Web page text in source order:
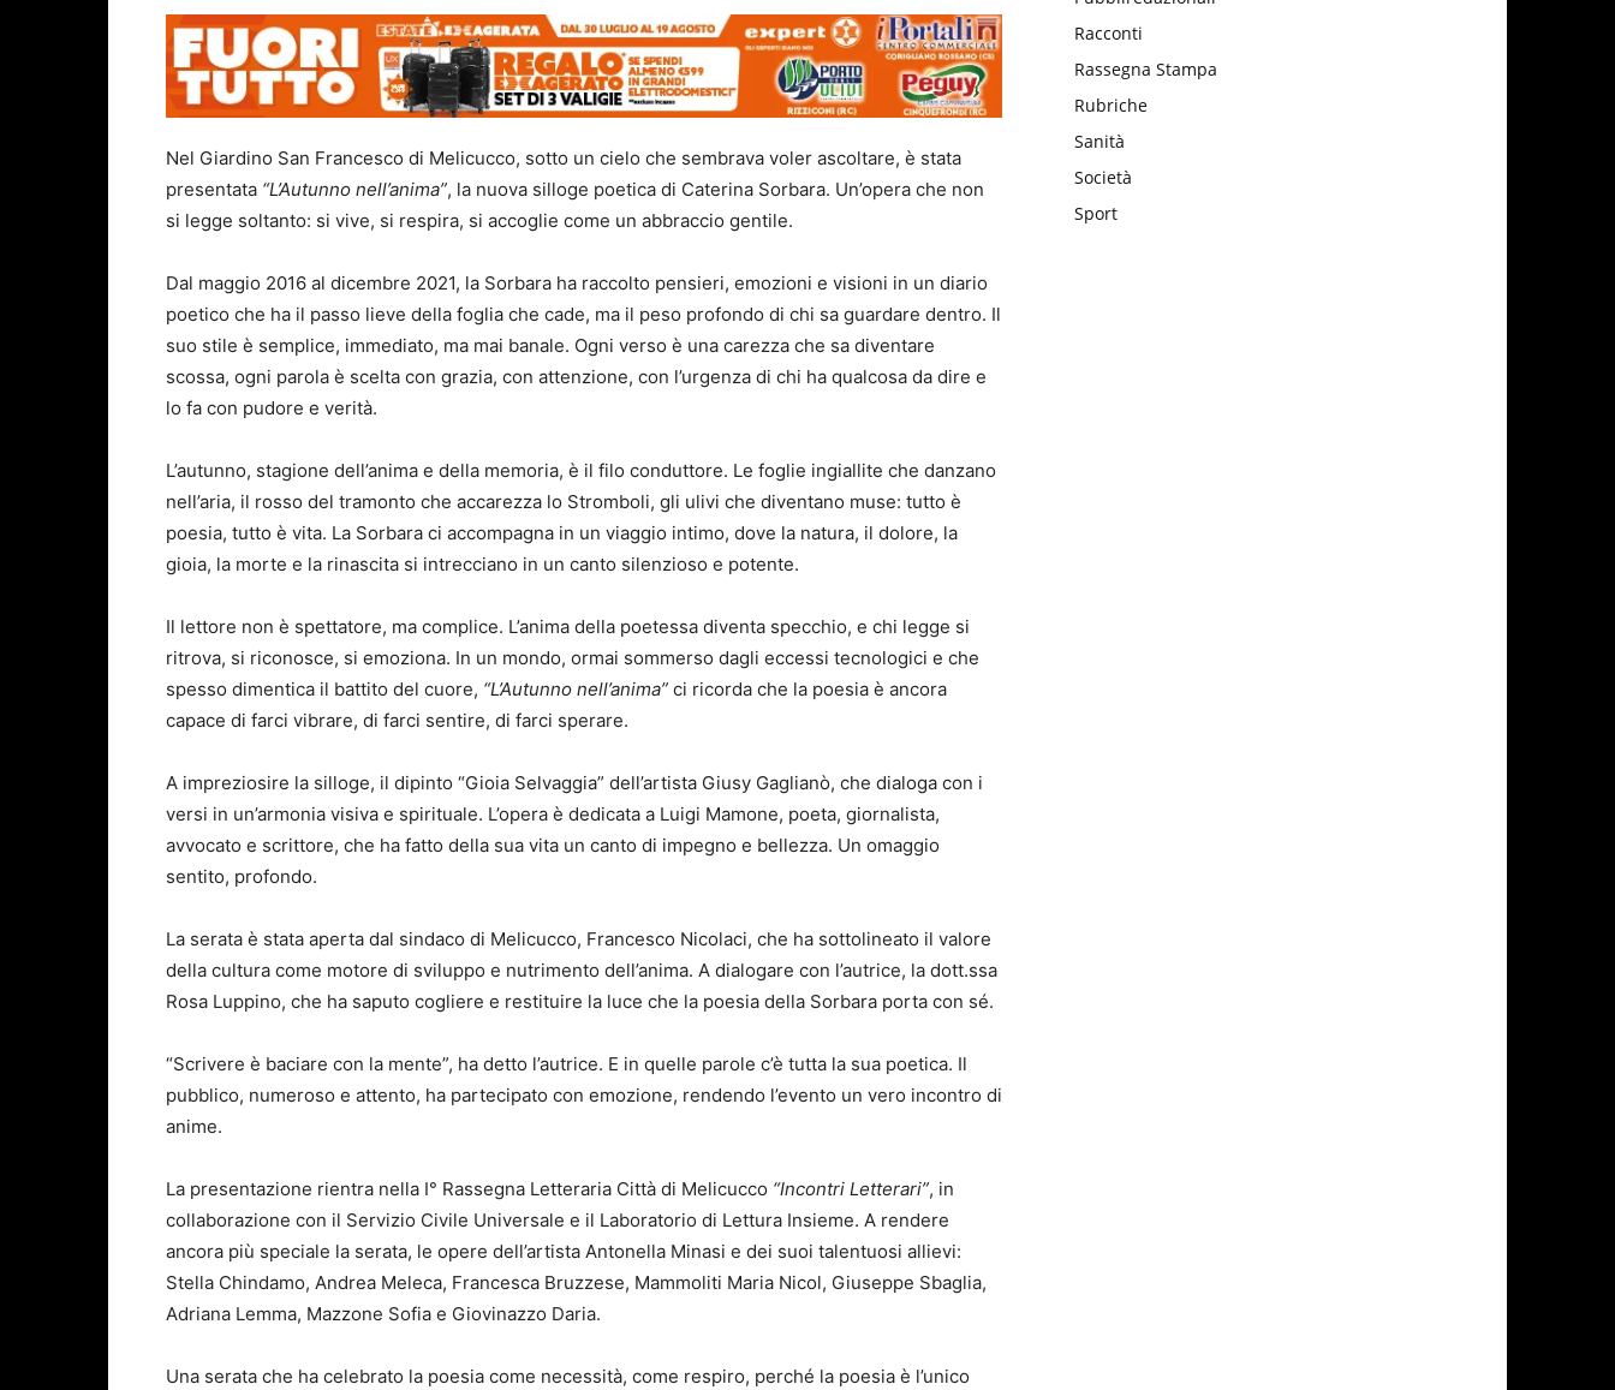
Nel Giardino San Francesco di Melicucco, sotto un cielo che sembrava voler ascoltare, è stata
presentata “L’Autunno nell’anima”, la nuova silloge poetica di Caterina Sorbara. Un’opera che non
si legge soltanto: si vive, si respira, si accoglie come un abbraccio gentile.
Dal maggio 2016 al dicembre 2021, la Sorbara ha raccolto pensieri, emozioni e visioni in un diario
poetico che ha il passo lieve della foglia che cade, ma il peso profondo di chi sa guardare dentro. Il
suo stile è semplice, immediato, ma mai banale. Ogni verso è una carezza che sa diventare
scossa, ogni parola è scelta con grazia, con attenzione, con l’urgenza di chi ha qualcosa da dire e
lo fa con pudore e verità.
L’autunno, stagione dell’anima e della memoria, è il filo conduttore. Le foglie ingiallite che danzano
nell’aria, il rosso del tramonto che accarezza lo Stromboli, gli ulivi che diventano muse: tutto è
poesia, tutto è vita. La Sorbara ci accompagna in un viaggio intimo, dove la natura, il dolore, la
gioia, la morte e la rinascita si intrecciano in un canto silenzioso e potente.
Il lettore non è spettatore, ma complice. L’anima della poetessa diventa specchio, e chi legge si
ritrova, si riconosce, si emoziona. In un mondo, ormai sommerso dagli eccessi tecnologici e che
spesso dimentica il battito del cuore, “L’Autunno nell’anima” ci ricorda che la poesia è ancora
capace di farci vibrare, di farci sentire, di farci sperare.
A impreziosire la silloge, il dipinto “Gioia Selvaggia” dell’artista Giusy Gaglianò, che dialoga con i
versi in un’armonia visiva e spirituale. L’opera è dedicata a Luigi Mamone, poeta, giornalista,
avvocato e scrittore, che ha fatto della sua vita un canto di impegno e bellezza. Un omaggio
sentito, profondo.
La serata è stata aperta dal sindaco di Melicucco, Francesco Nicolaci, che ha sottolineato il valore
della cultura come motore di sviluppo e nutrimento dell’anima. A dialogare con l’autrice, la dott.ssa
Rosa Luppino, che ha saputo cogliere e restituire la luce che la poesia della Sorbara porta con sé.
“Scrivere è baciare con la mente”, ha detto l’autrice. E in quelle parole c’è tutta la sua poetica. Il
pubblico, numeroso e attento, ha partecipato con emozione, rendendo l’evento un vero incontro di
anime.
La presentazione rientra nella I° Rassegna Letteraria Città di Melicucco “Incontri Letterari”, in
collaborazione con il Servizio Civile Universale e il Laboratorio di Lettura Insieme. A rendere
ancora più speciale la serata, le opere dell’artista Antonella Minasi e dei suoi talentuosi allievi:
Stella Chindamo, Andrea Meleca, Francesca Bruzzese, Mammoliti Maria Nicol, Giuseppe Sbaglia,
Adriana Lemma, Mazzone Sofia e Giovinazzo Daria.
Una serata che ha celebrato la poesia come necessità, come respiro, perché la poesia è l’unico
Racconti
Rassegna Stampa
Rubriche
Sanità
Società
Sport